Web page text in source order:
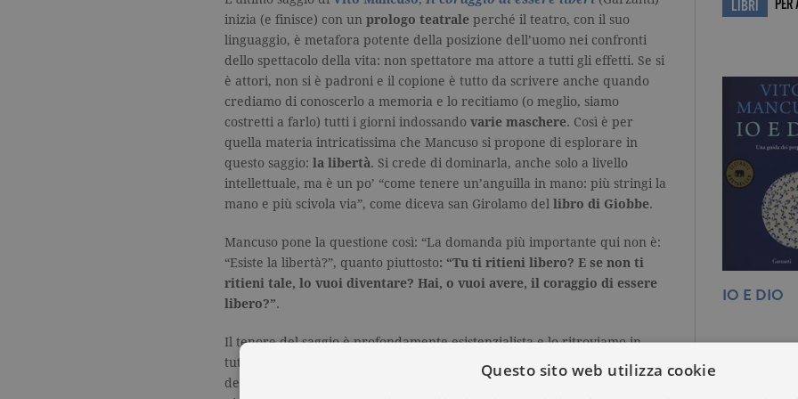
inizia (e finisce) con un prologo teatrale perché il teatro, con il suo
linguaggio, è metafora potente della posizione dell’uomo nei confronti
dello spettacolo della vita: non spettatore ma attore a tutti gli effetti. Se si
è attori, non si è padroni e il copione è tutto da scrivere anche quando
crediamo di conoscerlo a memoria e lo recitiamo (o meglio, siamo
costretti a farlo) tutti i giorni indossando varie maschere. Così è per
quella materia intricatissima che Mancuso si propone di esplorare in
questo saggio: la libertà. Si crede di dominarla, anche solo a livello
intellettuale, ma è un po’ “come tenere un’anguilla in mano: più stringi la
mano e più scivola via”, come diceva san Girolamo del libro di Giobbe.
Mancuso pone la questione così: “La domanda più importante qui non è:
“Esiste la libertà?”, quanto piuttosto: “Tu ti ritieni libero? E se non ti
ritieni tale, lo vuoi diventare? Hai, o vuoi avere, il coraggio di essere
libero?”.
Il tenore del saggio è profondamente esistenzialista e lo ritroviamo in
tutta la sua drammaticità alla fine del libro quando Mancuso tira le fila
della sua perlustrazione che tocca il pensiero greco, il determinismo di
LIBRI
IO E DIO
Questo sito web utilizza cookie